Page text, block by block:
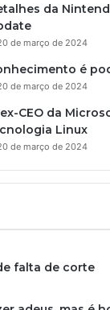
da
de março de 2024
é
de março de 2024
CEO da
Linux
de março de 2024
falta de corte